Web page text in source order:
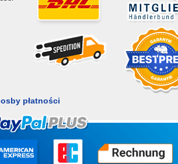
płatności